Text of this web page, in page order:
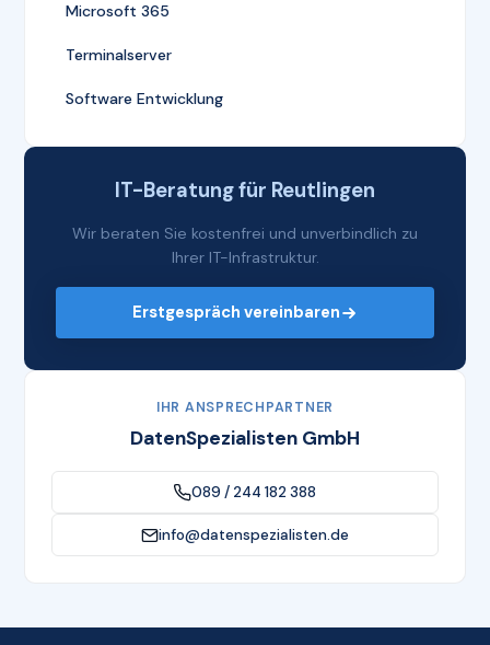
Microsoft 365
Terminalserver
Software Entwicklung
IT-Beratung für Reutlingen
Wir beraten Sie kostenfrei und unverbindlich zu
Ihrer IT-Infrastruktur.
Erstgespräch vereinbaren
IHR ANSPRECHPARTNER
DatenSpezialisten GmbH
089 / 244 182 388
info@datenspezialisten.de